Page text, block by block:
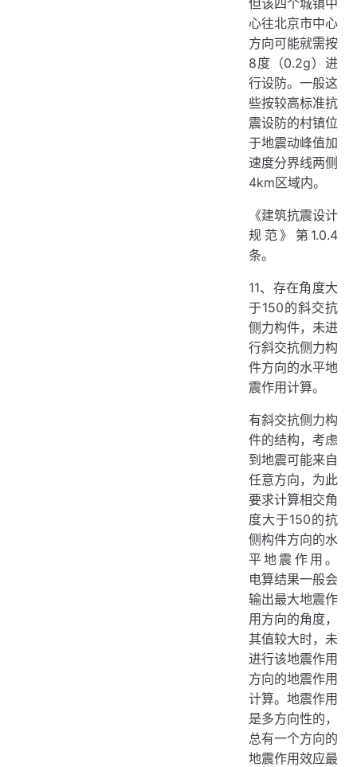
但该四个城镇中
心往北京市中心
方向可能就需按
8度（0.2g）进
行设防。一般这
些按较高标准抗
震设防的村镇位
于地震动峰值加
速度分界线两侧
4km区域内。
《建筑抗震设计
规范》第1.0.4
条。
11、存在角度大
于150的斜交抗
侧力构件，未进
行斜交抗侧力构
件方向的水平地
震作用计算。
有斜交抗侧力构
件的结构，考虑
到地震可能来自
任意方向，为此
要求计算相交角
度大于150的抗
侧构件方向的水
平地震作用。
电算结果一般会
输出最大地震作
用方向的角度，
其值较大时，未
进行该地震作用
方向的地震作用
计算。地震作用
是多方向性的，
总有一个方向的
地震作用效应最